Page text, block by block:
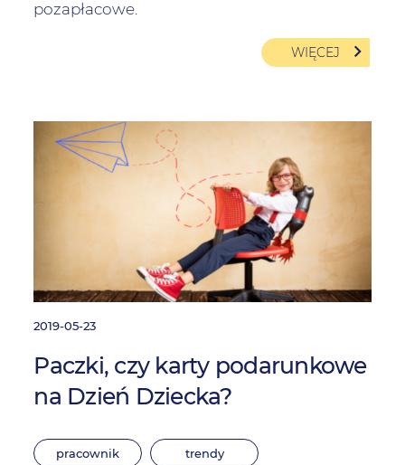
pozapłacowe.
WIĘCEJ
2019-05-23
Paczki, czy karty podarunkowe
na Dzień Dziecka?
pracownik trendy